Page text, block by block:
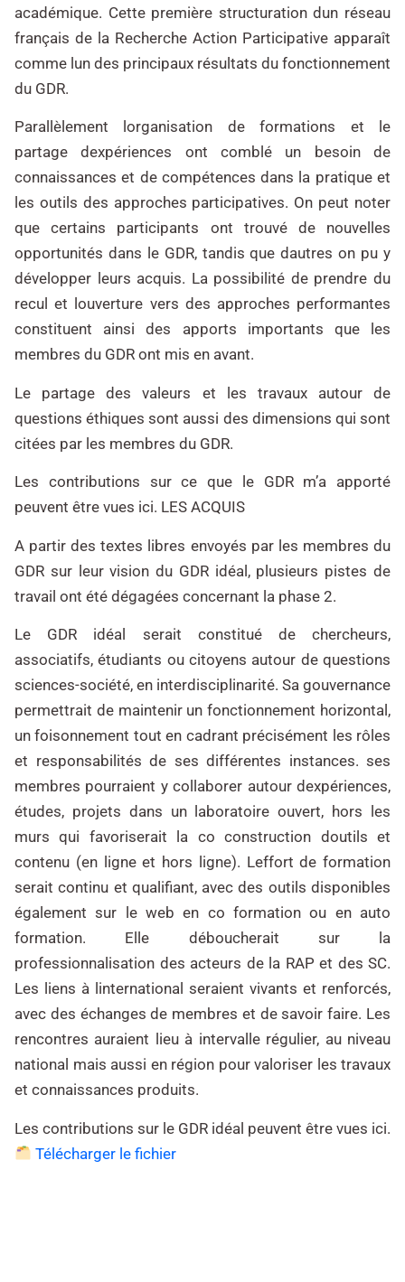
académique. Cette première structuration dun réseau
français de la Recherche Action Participative apparaît
comme lun des principaux résultats du fonctionnement
du GDR.
Parallèlement lorganisation de formations et le
partage dexpériences ont comblé un besoin de
connaissances et de compétences dans la pratique et
les outils des approches participatives. On peut noter
que certains participants ont trouvé de nouvelles
opportunités dans le GDR, tandis que dautres on pu y
développer leurs acquis. La possibilité de prendre du
recul et louverture vers des approches performantes
constituent ainsi des apports importants que les
membres du GDR ont mis en avant.
Le partage des valeurs et les travaux autour de
questions éthiques sont aussi des dimensions qui sont
citées par les membres du GDR.
Les contributions sur ce que le GDR m’a apporté
peuvent être vues ici. LES ACQUIS
A partir des textes libres envoyés par les membres du
GDR sur leur vision du GDR idéal, plusieurs pistes de
travail ont été dégagées concernant la phase 2.
Le GDR idéal serait constitué de chercheurs,
associatifs, étudiants ou citoyens autour de questions
sciences-société, en interdisciplinarité. Sa gouvernance
permettrait de maintenir un fonctionnement horizontal,
un foisonnement tout en cadrant précisément les rôles
et responsabilités de ses différentes instances. ses
membres pourraient y collaborer autour dexpériences,
études, projets dans un laboratoire ouvert, hors les
murs qui favoriserait la co construction doutils et
contenu (en ligne et hors ligne). Leffort de formation
serait continu et qualifiant, avec des outils disponibles
également sur le web en co formation ou en auto
formation. Elle déboucherait sur la
professionnalisation des acteurs de la RAP et des SC.
Les liens à linternational seraient vivants et renforcés,
avec des échanges de membres et de savoir faire. Les
rencontres auraient lieu à intervalle régulier, au niveau
national mais aussi en région pour valoriser les travaux
et connaissances produits.
Les contributions sur le GDR idéal peuvent être vues ici.
Télécharger le fichier